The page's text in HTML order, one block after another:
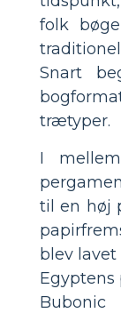
folk
Snart
trætyper.
I
til en høj
blev